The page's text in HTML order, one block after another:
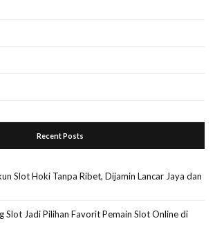
Recent Posts
Slot Hoki Tanpa Ribet, Dijamin Lancar Jaya dan
Slot Jadi Pilihan Favorit Pemain Slot Online di